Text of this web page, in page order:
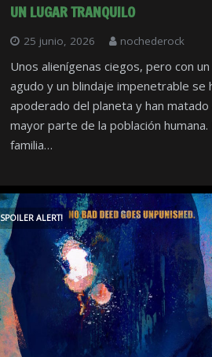
UN LUGAR TRANQUILO
25 junio, 2026 nochederock
Unos alienígenas ciegos, pero con
agudo y un blindaje impenetrable se
apoderado del planeta y han matado
mayor parte de la población humana.
familia…
SPOILER ALERT!